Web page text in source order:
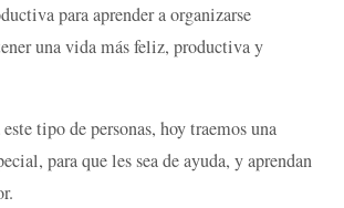
para aprender a organizarse
una vida más feliz, productiva y
tipo de personas, hoy traemos una
para que les sea de ayuda, y aprendan